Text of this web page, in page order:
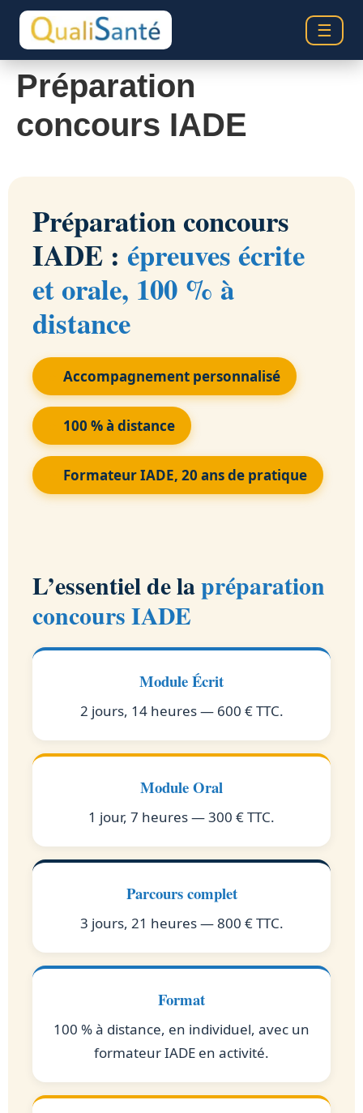
☰
Préparation
concours IADE
Préparation concours
IADE : épreuves écrite
et orale, 100 % à
distance
Accompagnement personnalisé
100 % à distance
Formateur IADE, 20 ans de pratique
L’essentiel de lapréparation
concours IADE
Module Écrit
2 jours, 14 heures — 600 € TTC.
Module Oral
1 jour, 7 heures — 300 € TTC.
Parcours complet
3 jours, 21 heures — 800 € TTC.
Format
100 % à distance, en individuel, avec un
formateur IADE en activité.